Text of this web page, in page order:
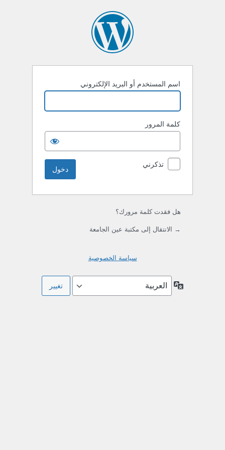
اسم المستخدم أو البريد الإلكتروني
كلمة المرور
تذكرني
هل فقدت كلمة مرورك؟
→ الانتقال إلى مكتبة عين الجامعة
سياسة الخصوصية
اللغة